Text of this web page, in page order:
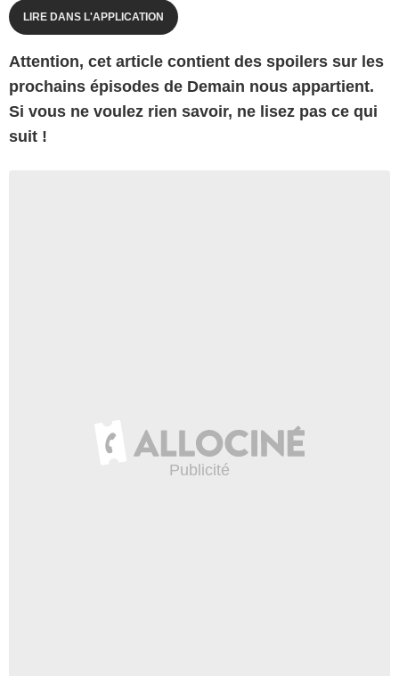
LIRE DANS L'APPLICATION
Attention, cet article contient des spoilers sur les
prochains épisodes de Demain nous appartient.
Si vous ne voulez rien savoir, ne lisez pas ce qui
suit !